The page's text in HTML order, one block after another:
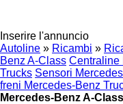
Inserire l'annuncio
Autoline » Ricambi »
Benz A-Class Centraline
Trucks Sensori
freni Mercedes-Benz
Mercedes-Benz A-